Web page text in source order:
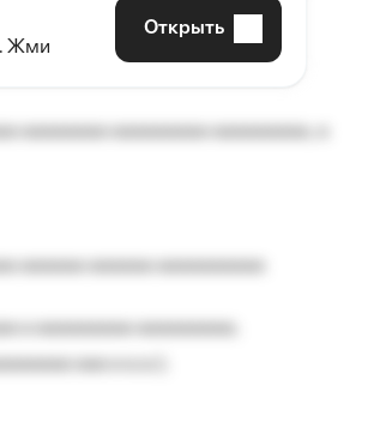
aaaaaa aaaaaa a aaaaaa.
Жми
Открыть